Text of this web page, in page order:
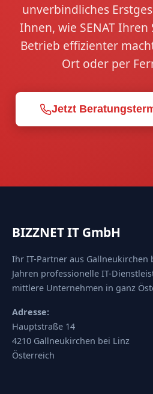
unverbindliches
Ihnen, wie SENAT
Betrieb effizienter
Ort oder per
Jetzt
BIZZNET IT GmbH
Ihr IT-Partner aus Gallneukirchen
Jahren professionelle IT-
mittlere Unternehmen in ganz
Adresse:
Hauptstraße 14
4210 Gallneukirchen bei Linz
Österreich